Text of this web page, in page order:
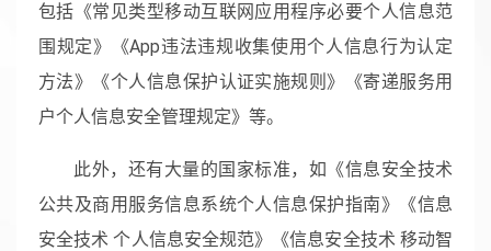
包括《常见类型移动互联网应用程序必要个人信息范
围规定》《App违法违规收集使用个人信息行为认定
方法》《个人信息保护认证实施规则》《寄递服务用
户个人信息安全管理规定》等。
此外，还有大量的国家标准，如《信息安全技术
公共及商用服务信息系统个人信息保护指南》《信息
安全技术 个人信息安全规范》《信息安全技术 移动智